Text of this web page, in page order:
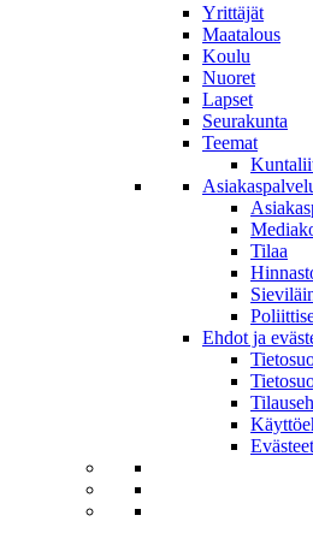
Yrittäjät
Maatalous
Koulu
Nuoret
Lapset
Seurakunta
Teemat
Tilaa
Ehdot ja
Evästeet